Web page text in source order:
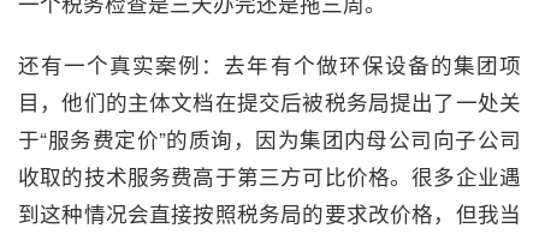
还有一个真实案例：去年有个做环保设备的集团项
目，他们的主体文档在提交后被税务局提出了一处关
于“服务费定价”的质询，因为集团内母公司向子公司
收取的技术服务费高于第三方可比价格。很多企业遇
到这种情况会直接按照税务局的要求改价格，但我当